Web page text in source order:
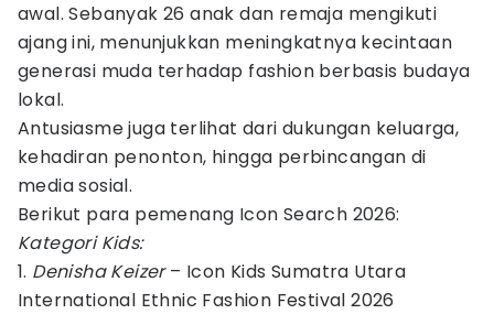
awal. Sebanyak 26 anak dan remaja mengikuti
ajang ini, menunjukkan meningkatnya kecintaan
generasi muda terhadap fashion berbasis budaya
lokal.
Antusiasme juga terlihat dari dukungan keluarga,
kehadiran penonton, hingga perbincangan di
media sosial.
Berikut para pemenang Icon Search 2026:
Kategori Kids:
1. Denisha Keizer– Icon Kids Sumatra Utara
International Ethnic Fashion Festival 2026